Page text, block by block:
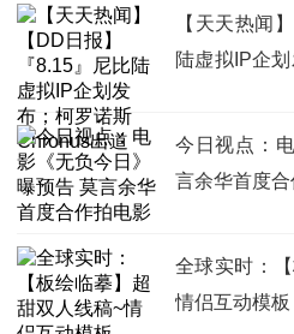
【天天热闻
陆虚拟IP企
今日视点：
言余华首度
全球实时：
情侣互动模板